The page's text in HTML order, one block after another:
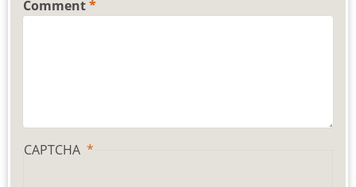
Comment
CAPTCHA